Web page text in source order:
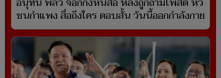
ชนกำแพง สื่อถึงใคร ตอบสั้น วันนี้ออกกำลังกาย